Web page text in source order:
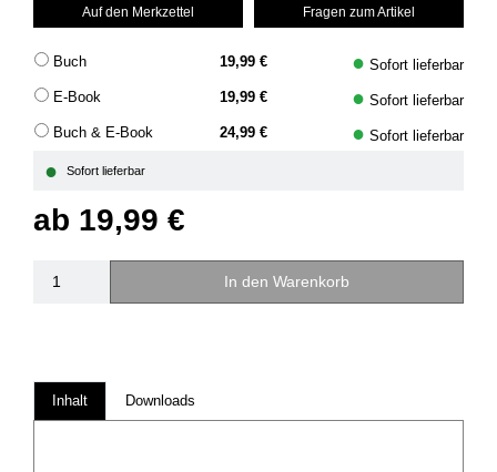
Auf den Merkzettel Fragen zum Artikel
Buch 19,99 € ● Sofort lieferbar
E-Book 19,99 € ● Sofort lieferbar
Buch & E-Book 24,99 € ● Sofort lieferbar
● Sofort lieferbar
ab 19,99 €
In den Warenkorb
Inhalt Downloads